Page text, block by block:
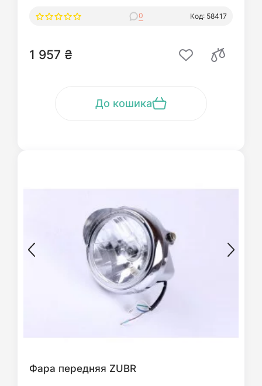
0 Код: 58417
1 957 ₴
До кошика
Фара передняя ZUBR